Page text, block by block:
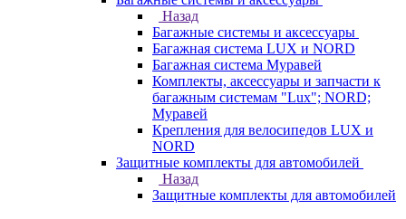
Назад
Багажные системы и аксессуары
Багажная система LUX и NORD
Багажная система Муравей
Комплекты, аксессуары и запчасти к
багажным системам "Lux"; NORD;
Муравей
Крепления для велосипедов LUX и
NORD
Защитные комплекты для автомобилей
Назад
Защитные комплекты для автомобилей